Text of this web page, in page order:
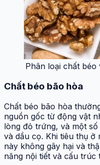
Phân loại chất
Chất béo bão hòa
Chất béo bão hòa
nguồn gốc từ động vật
lòng đỏ trứng, và một
và dầu cọ. Khi tiêu thụ ở
này không gây hại và
năng nội tiết và cấu trúc